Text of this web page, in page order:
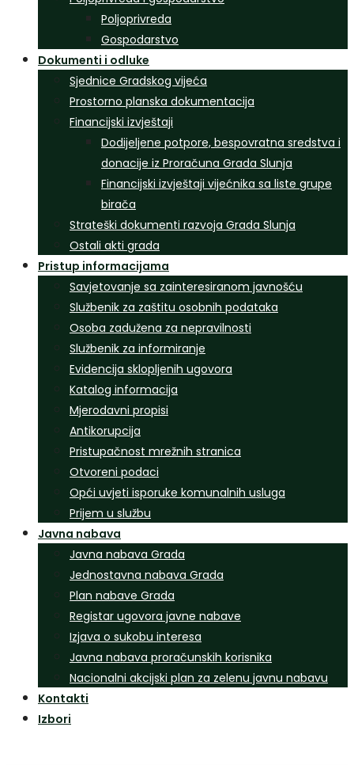
Poljoprivreda
Gospodarstvo
Dokumenti i odluke
Sjednice Gradskog vijeća
Prostorno planska dokumentacija
Financijski izvještaji
Dodijeljene potpore, bespovratna sredstva i
donacije iz Proračuna Grada Slunja
Financijski izvještaji vijećnika sa liste grupe
birača
Strateški dokumenti razvoja Grada Slunja
Ostali akti grada
Pristup informacijama
Savjetovanje sa zainteresiranom javnošću
Službenik za zaštitu osobnih podataka
Osoba zadužena za nepravilnosti
Službenik za informiranje
Evidencija sklopljenih ugovora
Katalog informacija
Mjerodavni propisi
Antikorupcija
Pristupačnost mrežnih stranica
Otvoreni podaci
Opći uvjeti isporuke komunalnih usluga
Prijem u službu
Javna nabava
Javna nabava Grada
Jednostavna nabava Grada
Plan nabave Grada
Registar ugovora javne nabave
Izjava o sukobu interesa
Javna nabava proračunskih korisnika
Nacionalni akcijski plan za zelenu javnu nabavu
Kontakti
Izbori